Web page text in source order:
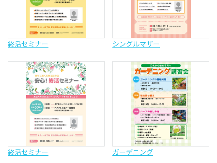
終活セミナー シングルマザー
終活セミナー ガーデニング